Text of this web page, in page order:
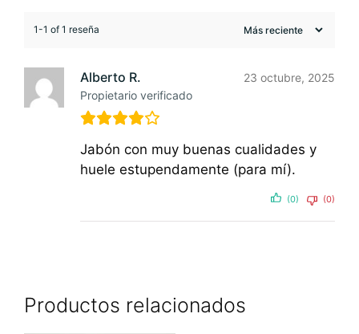
1-1 of 1 reseña
Alberto R.
Propietario verificado
23 octubre, 2025
Jabón con muy buenas cualidades y
huele estupendamente (para mí).
(0) (0)
Productos relacionados